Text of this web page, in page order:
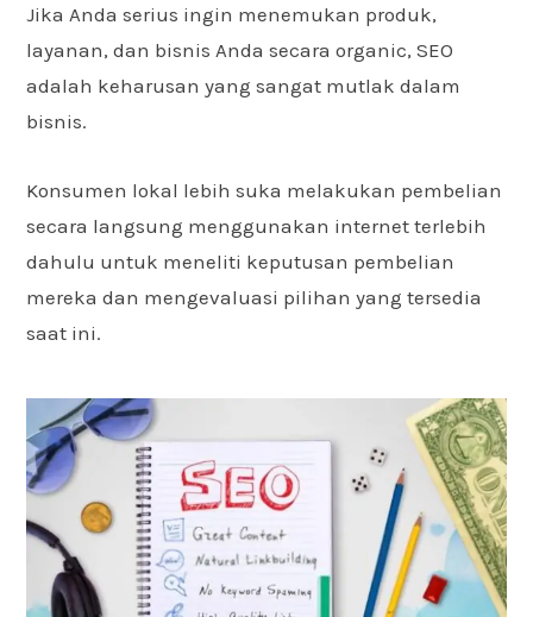
Jika Anda serius ingin menemukan produk,
layanan, dan bisnis Anda secara organic, SEO
adalah keharusan yang sangat mutlak dalam
bisnis.
Konsumen lokal lebih suka melakukan pembelian
secara langsung menggunakan internet terlebih
dahulu untuk meneliti keputusan pembelian
mereka dan mengevaluasi pilihan yang tersedia
saat ini.